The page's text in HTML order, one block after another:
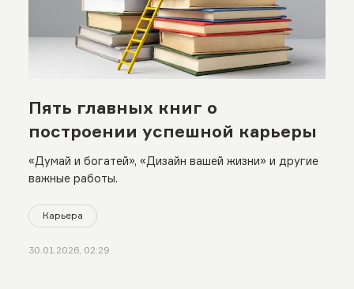
Пять главных книг о
построении успешной карьеры
«Думай и богатей», «Дизайн вашей жизни» и другие
важные работы.
Карьера
30.01.2026, 02:29